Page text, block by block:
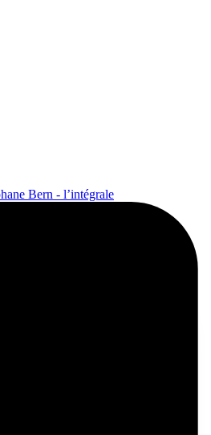
Bern - l’intégrale